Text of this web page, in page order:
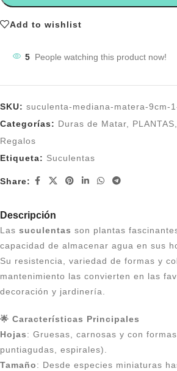
Add to wishlist
5 People watching this product now!
SKU: suculenta-mediana-matera-9cm-
Categorías: Duras de Matar, PLANTAS,
Regalos
Etiqueta: Suculentas
Share:
Descripción
Las suculentas son plantas
capacidad de almacenar agua en sus
Su resistencia, variedad de formas y
mantenimiento las convierten en las
decoración y jardinería.
🌟 Características Principales
Hojas: Gruesas, carnosas y con
puntiagudas, espirales).
Tamaño: Desde especies miniaturas